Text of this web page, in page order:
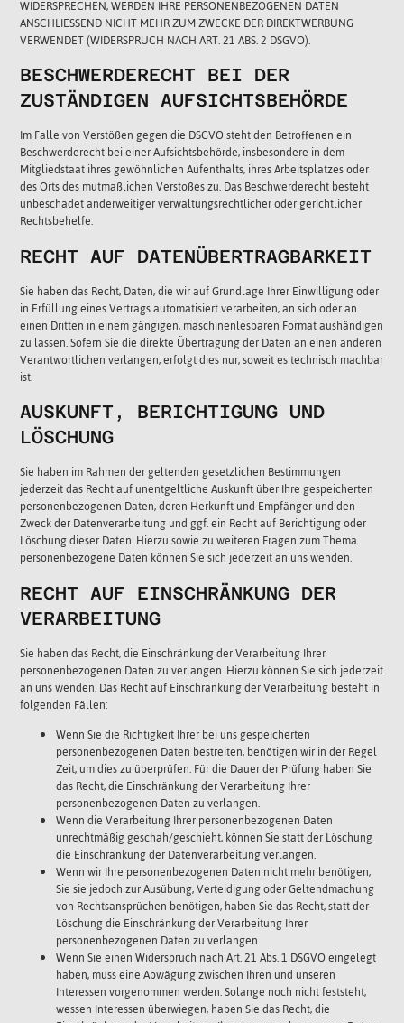
WIDERSPRECHEN, WERDEN IHRE PERSONENBEZOGENEN DATEN
ANSCHLIESSEND NICHT MEHR ZUM ZWECKE DER DIREKTWERBUNG
VERWENDET (WIDERSPRUCH NACH ART. 21 ABS. 2 DSGVO).
BESCHWERDE­RECHT BEI DER
ZUSTÄNDIGEN AUFSICHTS­BEHÖRDE
Im Falle von Verstößen gegen die DSGVO steht den Betroffenen ein
Beschwerderecht bei einer Aufsichtsbehörde, insbesondere in dem
Mitgliedstaat ihres gewöhnlichen Aufenthalts, ihres Arbeitsplatzes oder
des Orts des mutmaßlichen Verstoßes zu. Das Beschwerderecht besteht
unbeschadet anderweitiger verwaltungsrechtlicher oder gerichtlicher
Rechtsbehelfe.
RECHT AUF DATEN­ÜBERTRAG­BARKEIT
Sie haben das Recht, Daten, die wir auf Grundlage Ihrer Einwilligung oder
in Erfüllung eines Vertrags automatisiert verarbeiten, an sich oder an
einen Dritten in einem gängigen, maschinenlesbaren Format aushändigen
zu lassen. Sofern Sie die direkte Übertragung der Daten an einen anderen
Verantwortlichen verlangen, erfolgt dies nur, soweit es technisch machbar
ist.
AUSKUNFT, BERICHTIGUNG UND
LÖSCHUNG
Sie haben im Rahmen der geltenden gesetzlichen Bestimmungen
jederzeit das Recht auf unentgeltliche Auskunft über Ihre gespeicherten
personenbezogenen Daten, deren Herkunft und Empfänger und den
Zweck der Datenverarbeitung und ggf. ein Recht auf Berichtigung oder
Löschung dieser Daten. Hierzu sowie zu weiteren Fragen zum Thema
personenbezogene Daten können Sie sich jederzeit an uns wenden.
RECHT AUF EINSCHRÄNKUNG DER
VERARBEITUNG
Sie haben das Recht, die Einschränkung der Verarbeitung Ihrer
personenbezogenen Daten zu verlangen. Hierzu können Sie sich jederzeit
an uns wenden. Das Recht auf Einschränkung der Verarbeitung besteht in
folgenden Fällen:
Wenn Sie die Richtigkeit Ihrer bei uns gespeicherten
personenbezogenen Daten bestreiten, benötigen wir in der Regel
Zeit, um dies zu überprüfen. Für die Dauer der Prüfung haben Sie
das Recht, die Einschränkung der Verarbeitung Ihrer
personenbezogenen Daten zu verlangen.
Wenn die Verarbeitung Ihrer personenbezogenen Daten
unrechtmäßig geschah/geschieht, können Sie statt der Löschung
die Einschränkung der Datenverarbeitung verlangen.
Wenn wir Ihre personenbezogenen Daten nicht mehr benötigen,
Sie sie jedoch zur Ausübung, Verteidigung oder Geltendmachung
von Rechtsansprüchen benötigen, haben Sie das Recht, statt der
Löschung die Einschränkung der Verarbeitung Ihrer
personenbezogenen Daten zu verlangen.
Wenn Sie einen Widerspruch nach Art. 21 Abs. 1 DSGVO eingelegt
haben, muss eine Abwägung zwischen Ihren und unseren
Interessen vorgenommen werden. Solange noch nicht feststeht,
wessen Interessen überwiegen, haben Sie das Recht, die